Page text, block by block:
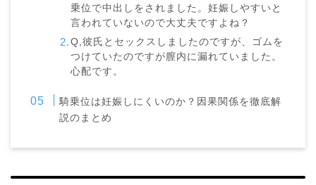
乗位で中出しをされました。妊娠しやすいと
言われていないので大丈夫ですよね？
Q,彼氏とセックスしましたのですが、ゴムを
つけていたのですが膣内に漏れていました。
心配です。
騎乗位は妊娠しにくいのか？因果関係を徹底解
説のまとめ